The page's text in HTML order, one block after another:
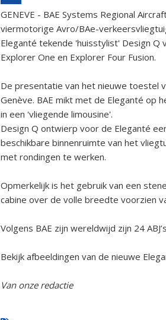
GENEVE - BAE Systems Regional
viermotorige Avro/BAe-
Eleganté tekende 'huisstylist' Design Q
Explorer One en Explorer Four Fusion.
De presentatie van het nieuwe toestel
Genève. BAE mikt met de Eleganté op
in een 'vliegende limousine'.
Design Q ontwierp voor de Eleganté
beschikbare binnenruimte van het
met rondingen te werken.
Opmerkelijk is het gebruik van een
cabine over de volle breedte voorzien
Volgens BAE zijn wereldwijd zijn 24
Bekijk afbeeldingen van de nieuwe
Van onze redactie